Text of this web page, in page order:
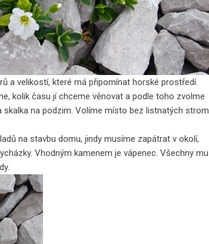
a velikostí, které má připomínat horské prostředí.
kolik času jí chceme věnovat a podle toho zvolme
skalka na podzim. Volíme místo bez listnatých
na stavbu domu, jindy musíme zapátrat v okolí,
Vhodným kamenem je vápenec. Všechny